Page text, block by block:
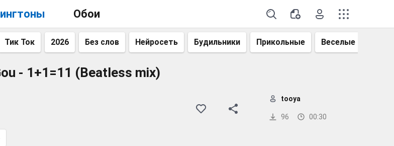
Обои
Тик Ток 2026 Без слов Нейросеть Будильники Прикольные Веселые
- 1+1=11 (Beatless mix)
96 00:30
tooya